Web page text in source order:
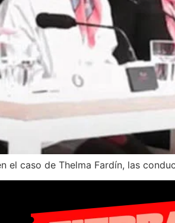
el caso de Thelma Fardín, las